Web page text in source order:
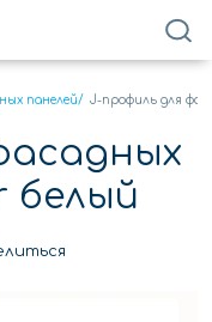
панелей/ J-профиль для
белый